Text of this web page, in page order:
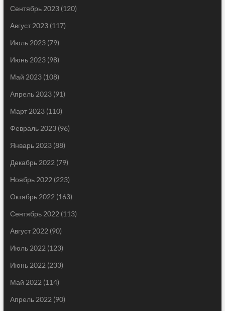
Сентябрь 2023(120)
Август 2023(117)
Июль 2023(79)
Июнь 2023(98)
Май 2023(108)
Апрель 2023(91)
Март 2023(110)
Февраль 2023(96)
Январь 2023(88)
Декабрь 2022 (79)
Ноябрь 2022 (223)
Октябрь 2022 (163)
Сентябрь 2022 (113)
Август 2022 (90)
Июль 2022 (123)
Июнь 2022 (233)
Май 2022 (114)
Апрель 2022 (90)